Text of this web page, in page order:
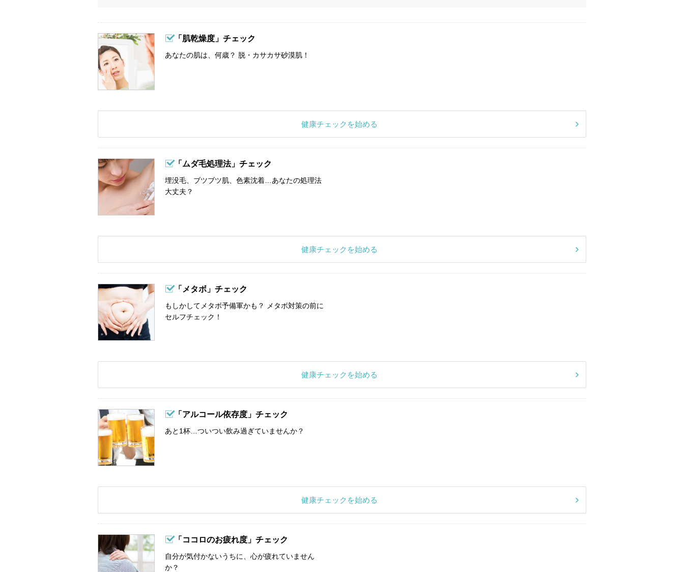
「肌乾燥度」チェック
あなたの肌は、何歳？ 脱・カサカサ砂漠肌！
健康チェックを始める
「ムダ毛処理法」チェック
埋没毛、ブツブツ肌、色素沈着…あなたの処理法
大丈夫？
健康チェックを始める
「メタボ」チェック
もしかしてメタボ予備軍かも？ メタボ対策の前に
セルフチェック！
健康チェックを始める
「アルコール依存度」チェック
あと1杯…ついつい飲み過ぎていませんか？
健康チェックを始める
「ココロのお疲れ度」チェック
自分が気付かないうちに、心が疲れていません
か？